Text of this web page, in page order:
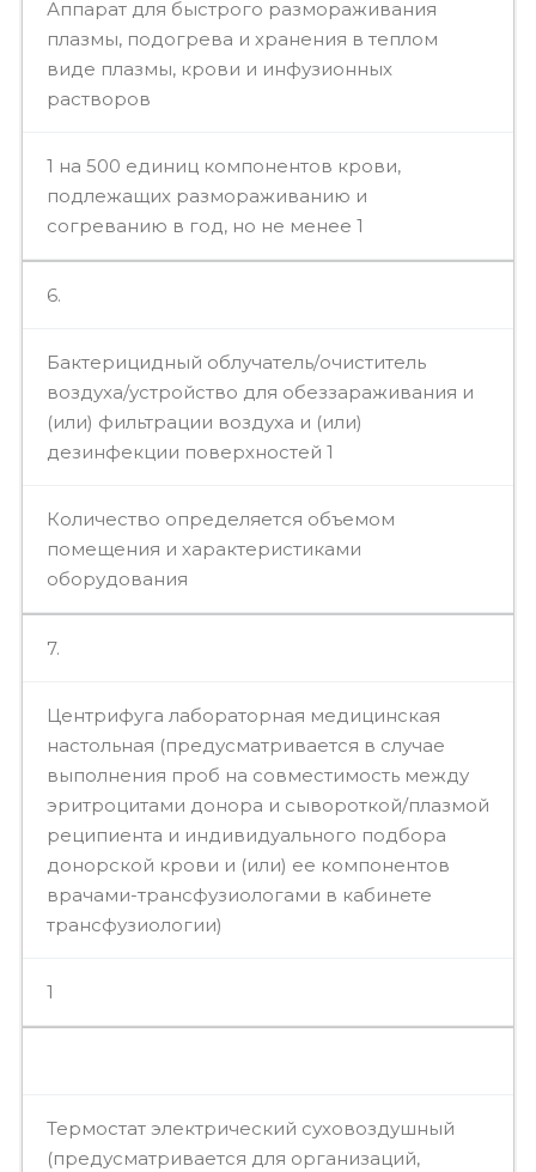
Аппарат для быстрого размораживания
плазмы, подогрева и хранения в теплом
виде плазмы, крови и инфузионных
растворов
1 на 500 единиц компонентов крови,
подлежащих размораживанию и
согреванию в год, но не менее 1
6.
Бактерицидный облучатель/очиститель
воздуха/устройство для обеззараживания и
(или) фильтрации воздуха и (или)
дезинфекции поверхностей 1
Количество определяется объемом
помещения и характеристиками
оборудования
7.
Центрифуга лабораторная медицинская
настольная (предусматривается в случае
выполнения проб на совместимость между
эритроцитами донора и сывороткой/плазмой
реципиента и индивидуального подбора
донорской крови и (или) ее компонентов
врачами-трансфузиологами в кабинете
трансфузиологии)
1
Термостат электрический суховоздушный
(предусматривается для организаций,